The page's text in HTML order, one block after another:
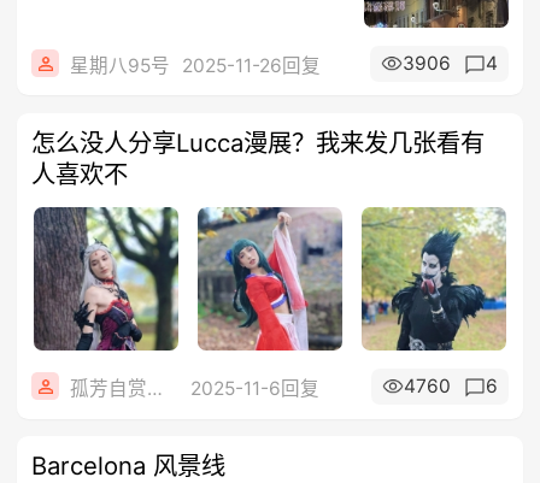
星期八95号 2025-11-26回复 3906 4
怎么没人分享Lucca漫展？我来发几张看有
人喜欢不
孤芳自赏☋冷暖自知 2025-11-6回复 4760 6
Barcelona 风景线